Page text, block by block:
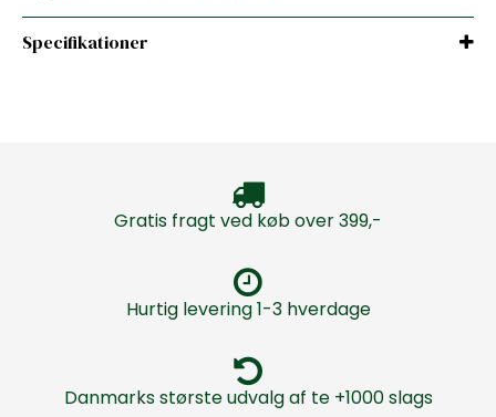
Specifikationer
Gratis fragt ved køb over 399,-
Hurtig levering 1-3 hverdage
Danmarks største udvalg af te +1000 slags